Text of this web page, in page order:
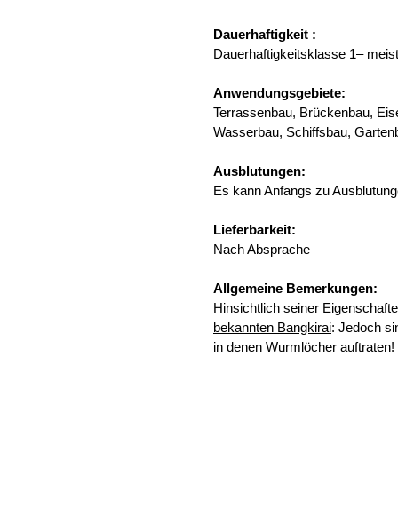
Dauerhaftigkeit :
Dauerhaftigkeitsklasse 1–
Anwendungsgebiete:
Terrassenbau, Brückenbau,
Wasserbau, Schiffsbau,
Ausblutungen:
Es kann Anfangs zu
Lieferbarkeit:
Nach Absprache
Allgemeine Bemerkungen:
Hinsichtlich seiner
bekannten Bangkirai: Jedoch
in denen Wurmlöcher auftraten!